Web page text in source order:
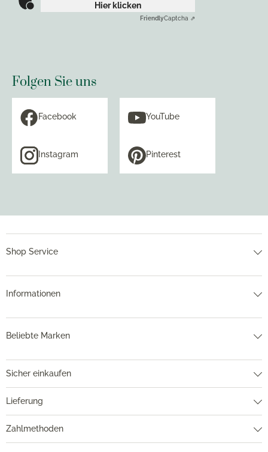
Hier klicken
FriendlyCaptcha ⇗
Folgen Sie uns
Facebook YouTube
Instagram Pinterest
Shop Service
Informationen
Beliebte Marken
Sicher einkaufen
Lieferung
Zahlmethoden